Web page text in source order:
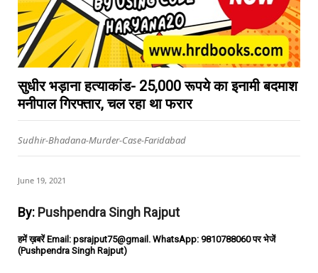
सुधीर भड़ाना हत्याकांड- 25,000 रूपये का इनामी बदमाश
मनीपाल गिरफ्तार, चल रहा था फरार
Sudhir-Bhadana-Murder-Case-Faridabad
June 19, 2021
By: Pushpendra Singh Rajput
हमें ख़बरें Email: psrajput75@gmail. WhatsApp: 9810788060 पर भेजें
(Pushpendra Singh Rajput)